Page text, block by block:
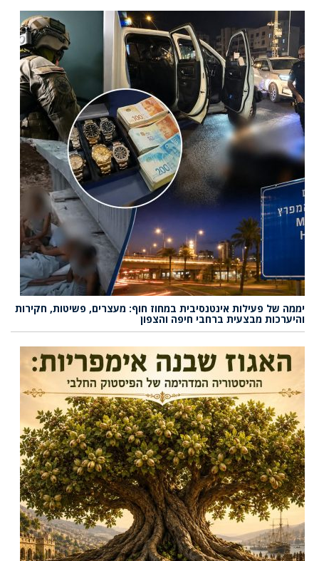
יממה של פעילות אינטנסיבית במחוז חוף: מעצרים, פשיטות, חקירות
והיערכות מבצעית ברחבי חיפה והצפון